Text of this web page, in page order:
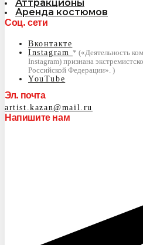
Аттракционы
Аренда костюмов
Соц. сети
Вконтакте
Instagram
YouTube
Эл. почта
artist.kazan@mail.ru
Напишите нам